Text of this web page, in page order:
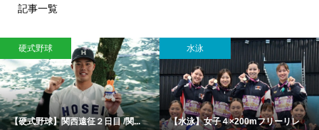
記事一覧
硬式野球
【硬式野球】関西遠征２日目 /関...
水泳
【水泳】女子４×200mフリーリレ